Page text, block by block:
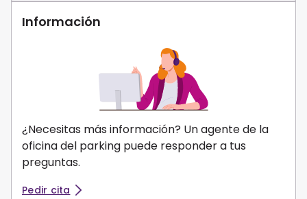
Información
¿Necesitas más información? Un agente de la
oficina del parking puede responder a tus
preguntas.
Pedir cita